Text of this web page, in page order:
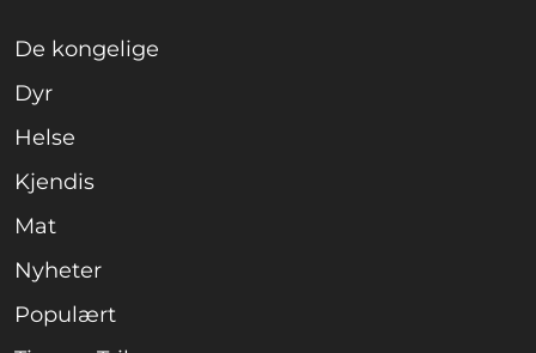
De kongelige
Dyr
Helse
Kjendis
Mat
Nyheter
Populært